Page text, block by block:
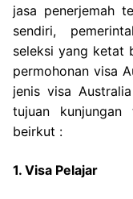
jasa penerjemah
sendiri,
seleksi yang ketat
permohonan visa
jenis visa
tujuan
beirkut :
1. Visa Pelajar